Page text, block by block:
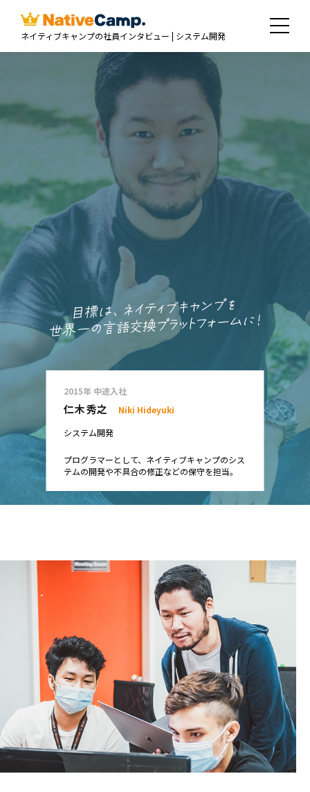
ネイティブキャンプの社員インタビュー | システム開発
2015年 中途入社
仁木 秀之
Niki Hideyuki
システム開発
プログラマーとして、ネイティブキャンプのシス
テムの開発や不具合の修正などの保守を担当。